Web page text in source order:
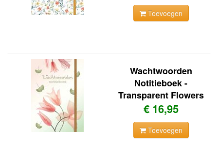
Toevoegen
Wachtwoorden
Notitieboek -
Transparent Flowers
€ 16,95
Toevoegen